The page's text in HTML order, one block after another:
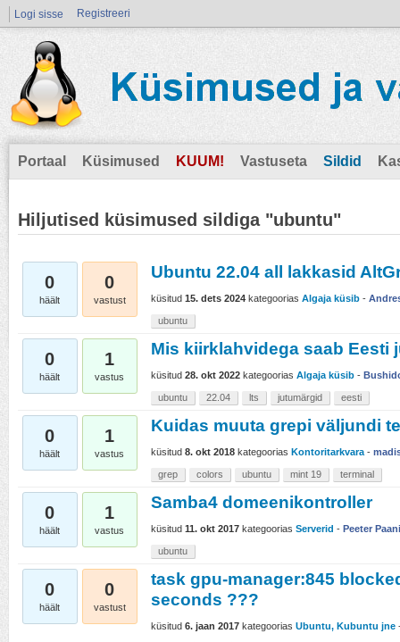
Logi sisse Registreeri
Portaal Küsimused KUUM! Vastuseta Sildid
Hiljutised küsimused sildiga "ubuntu"
0
häält
0
vastust
Ubuntu 22.04 all lakkasid
küsitud 15. dets 2024 kategoorias Algaja küsib -
ubuntu
0
häält
1
vastus
Mis kiirklahvidega saab Eesti
küsitud 28. okt 2022 kategoorias Algaja küsib -
ubuntu 22.04 lts jutumärgid eesti
0
häält
1
vastus
Kuidas muuta grepi väljundi
küsitud 8. okt 2018 kategoorias Kontoritarkvara -
grep colors ubuntu mint 19 terminal
0
häält
1
vastus
Samba4 domeenikontroller
küsitud 11. okt 2017 kategoorias Serverid - Peeter
ubuntu
0
häält
0
vastust
task gpu-manager:845
seconds ???
küsitud 6. jaan 2017 kategoorias Ubuntu, Kubuntu jne